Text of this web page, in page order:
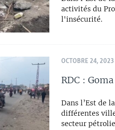
activités du
l'insécurité.
OCTOBRE 24, 2023
RDC :
Dans l’Est de
différentes
secteur